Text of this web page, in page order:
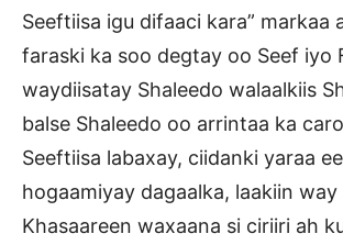
Seeftiisa igu difaaci kara” markaa
faraski ka soo degtay oo Seef iyo
waydiisatay Shaleedo walaalkiis
balse Shaleedo oo arrintaa ka
Seeftiisa labaxay, ciidanki yaraa
hogaamiyay dagaalka, laakiin way
Khasaareen waxaana si ciriiri ah